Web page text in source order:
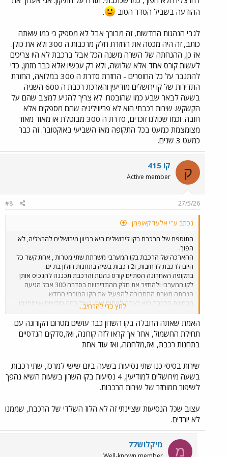
ההבטחה של הרכבת לפוליטיקאים להתחיל להפעיל את הקו המזרחי, בין
לחישמול הקו. אבל נשמע לי שאת הנהגים והפקחים משלושת ההקיצוצים
שפירטתי למעלה, פשוט מסיטים לקו המזרחי החדש. ואני שואל את עצמי
שוב - מתי ברכבת ישכילו לגייס מספיק עובדים כדי לעמוד בביקוש (גם של
קווים קיימים שקוצצו, וגם של קווים חדשים), ולא להשתמש בתירוץ השחוק
של מילואים ומלחמות?
ההודעה בשביל הסדר הטוב
.
לגבי הנהגות החדשות, זה מבורך אבל לא מספיק כי כמו שאתה
כותב, זה היה מכסה את החזרת חלק מרכבות ה 300 ולא את כולן.
אז כן, ההנחתה של השרה משנה הכל אבל ברכבת לא היו צריכים
לעשות קורס אחד אלא שלושה, ולא רק עכשיו אלא כבר מזמן, כדי
להתגבר על כל החוסרים - החזרת סדרת ה 300 במלואה, החזרת
התדירות של קו ירושלים מודיעין והארכת רכבת ה 600 השניה
בשעה לבאר שבע כמו שהובטח. לא צריך להגיע למצב שהם על
הקשקש. שירות רכבתי הוא לא פריוויליגיה שהם מספקים אלא
חובה. וכמו שכולנו זוכרים, סדרת ה 300 מבוטלת או מאוד מאוד
מצומצמת כמעט בכל התקופה מאז השביעי באוקטובר. זה כבר
כמעט 3 שנים.
ק קו 415
Active member
27/5/26
#8
נכתב ע"י אלעד קאופמן:
התוספת של הרכבת בקו לירושלים היא בכיוון מירושלים להרצליה, לא
הפוך.
ההארכה של הרכבת בקו המערבי משרתת שתי מטרות , אחת קשר כל
היום לרכבת לרחובות, ו2 רכבות בשיה בתחנות חולון בת ים.
בתקופה האחרונה הסתיים קורס נהגות והרכבת תכננה להנכיס אותן
לקו המערבי ולהחזיר את חלק מהתדירויות בסדרה 300 אבל הגיעה
הנחתה משרת התחבורה להפעיל את הקו המזרחי החדש.
מבחינת הרכבת היא רצתה לפתוח אותו בעוד כמה חודשים שייסתיימו
כל עבודות החשמול במקטע שברשותה.
לחץ כדי להרחיב...
האמת שאתה החבלה בקו השרון כבר עושים מטרום הקורונה עם
תחילת החשמול, אחר אך קראו לזה קורונה, ואז,סדקים הנדסיים
בתחנות רכבת, ואז,מלחמה, ואז עוד אחת
שירות בסיסי כנו שתי נסיעות בשעה ביום שישי למרכז, שתי רכבות
בשעה מירושלים למודיעין, 4 נסיעות בקו השרון בשעות השיא נהפך
לשיפור ממוחזר של שירות הרכבות.
עצוב שכל הנסיעות שציינתי זה לא הלוז השלדי של הרכבת, שממנו
לא יורדים.
מ מיקלוש77